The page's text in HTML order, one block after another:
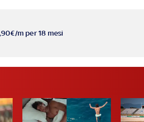
m per 18 mesi